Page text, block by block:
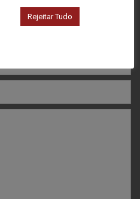
Rejeitar Tudo